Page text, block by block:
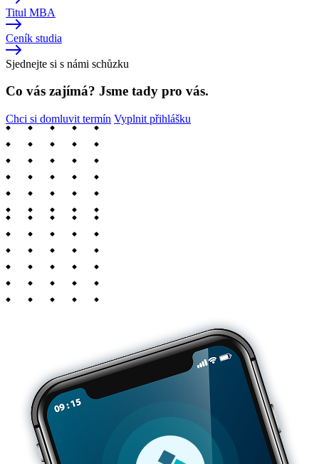
Titul MBA
Ceník studia
Sjednejte si s námi schůzku
Co vás zajímá? Jsme tady pro vás.
Chci si domluvit termín Vyplnit přihlášku